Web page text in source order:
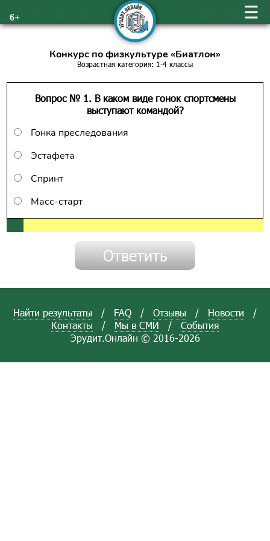
6+
Конкурс по физкультуре «Биатлон»
Возрастная категория: 1-4 классы
Вопрос № 1. В каком виде гонок спортсмены
выступают командой?
Гонка преследования
Эстафета
Спринт
Масс-старт
Найти результаты / FAQ / Отзывы / Новости
/
Контакты
/ Мы в СМИ /
События
Эрудит.Онлайн © 2016-2026